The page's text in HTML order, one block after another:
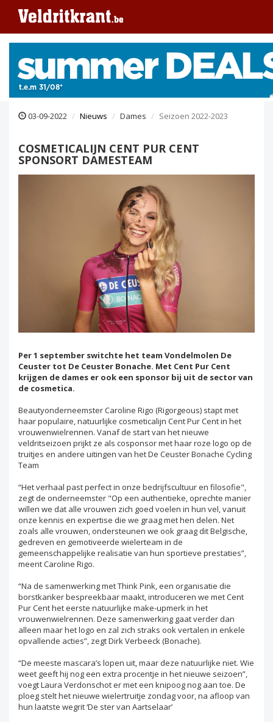
03-09-2022 Nieuws Dames Seizoen 2022-2023
COSMETICALIJN CENT PUR CENT
SPONSORT DAMESTEAM
Per 1 september switchte het team Vondelmolen De
Ceuster tot De Ceuster Bonache. Met Cent Pur Cent
krijgen de dames er ook een sponsor bij uit de sector van
de cosmetica.
Beautyonderneemster Caroline Rigo (Rigorgeous) stapt met
haar populaire, natuurlijke cosmeticalijn Cent Pur Cent in het
vrouwenwielrennen. Vanaf de start van het nieuwe
veldritseizoen prijkt ze als cosponsor met haar roze logo op de
truitjes en andere uitingen van het De Ceuster Bonache Cycling
Team
“Het verhaal past perfect in onze bedrijfscultuur en filosofie",
zegt de onderneemster "Op een authentieke, oprechte manier
willen we dat alle vrouwen zich goed voelen in hun vel, vanuit
onze kennis en expertise die we graag met hen delen. Net
zoals alle vrouwen, ondersteunen we ook graag dit Belgische,
gedreven en gemotiveerde wielerteam in de
gemeenschappelijke realisatie van hun sportieve prestaties”,
meent Caroline Rigo.
“Na de samenwerking met Think Pink, een organisatie die
borstkanker bespreekbaar maakt, introduceren we met Cent
Pur Cent het eerste natuurlijke make-upmerk in het
vrouwenwielrennen. Deze samenwerking gaat verder dan
alleen maar het logo en zal zich straks ook vertalen in enkele
opvallende acties”, zegt Dirk Verbeeck (Bonache).
“De meeste mascara’s lopen uit, maar deze natuurlijke niet. Wie
weet geeft hij nog een extra procentje in het nieuwe seizoen”,
voegt Laura Verdonschot er met een knipoog nog aan toe. De
ploeg stelt het nieuwe wielertruitje zondag voor, na afloop van
hun laatste wegrit ‘De ster van Aartselaar’